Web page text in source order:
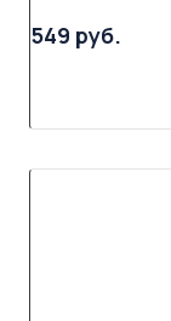
549 руб.